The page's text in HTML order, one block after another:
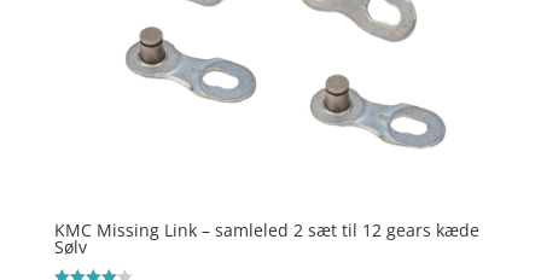
KMC Missing Link – samleled 2 sæt til 12 gears kæde
Sølv